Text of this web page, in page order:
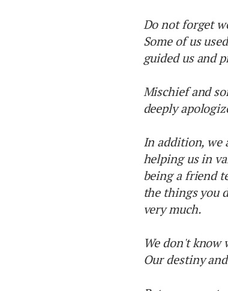
Do not forget
Some of us
guided us and
Mischief and
deeply
In addition, we
helping us in
being a friend
the things you
very much.
We don't know
Our destiny